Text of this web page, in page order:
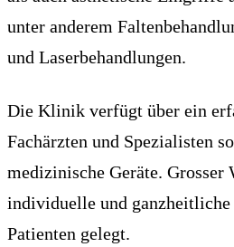
unter anderem
und Laserbehandlungen.
Die Klinik verfügt über ein
Fachärzten und Spezialisten
medizinische Geräte. Grosser
individuelle und ganzheitliche
Patienten gelegt.